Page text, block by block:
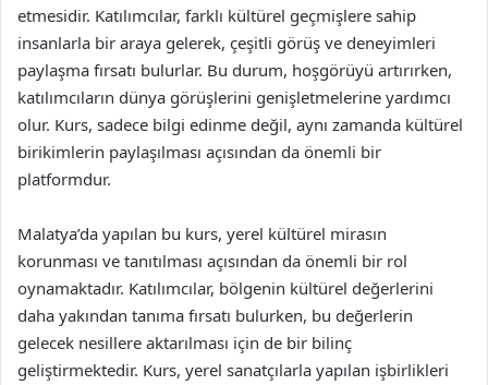
etmesidir. Katılımcılar, farklı kültürel geçmişlere sahip
insanlarla bir araya gelerek, çeşitli görüş ve deneyimleri
paylaşma fırsatı bulurlar. Bu durum, hoşgörüyü artırırken,
katılımcıların dünya görüşlerini genişletmelerine yardımcı
olur. Kurs, sadece bilgi edinme değil, aynı zamanda kültürel
birikimlerin paylaşılması açısından da önemli bir
platformdur.
Malatya’da yapılan bu kurs, yerel kültürel mirasın
korunması ve tanıtılması açısından da önemli bir rol
oynamaktadır. Katılımcılar, bölgenin kültürel değerlerini
daha yakından tanıma fırsatı bulurken, bu değerlerin
gelecek nesillere aktarılması için de bir bilinç
geliştirmektedir. Kurs, yerel sanatçılarla yapılan işbirlikleri